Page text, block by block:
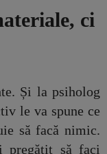
ci
Și la psiholog
le va spune ce
să facă nimic.
pregătit să faci